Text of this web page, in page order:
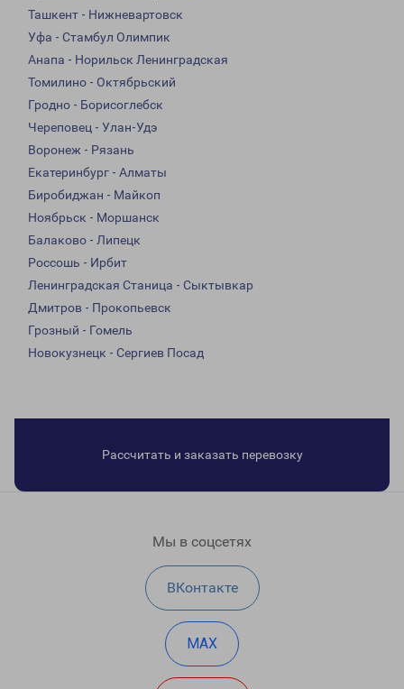
Ташкент - Нижневартовск
Уфа - Стамбул Олимпик
Анапа - Норильск Ленинградская
Томилино - Октябрьский
Гродно - Борисоглебск
Череповец - Улан-Удэ
Воронеж - Рязань
Екатеринбург - Алматы
Биробиджан - Майкоп
Ноябрьск - Моршанск
Балаково - Липецк
Россошь - Ирбит
Ленинградская Станица - Сыктывкар
Дмитров - Прокопьевск
Грозный - Гомель
Новокузнецк - Сергиев Посад
Рассчитать и заказать перевозку
Мы в соцсетях
ВКонтакте
MAX